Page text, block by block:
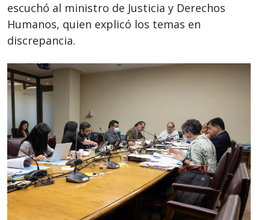
escuchó al ministro de Justicia y Derechos
Humanos, quien explicó los temas en
discrepancia.